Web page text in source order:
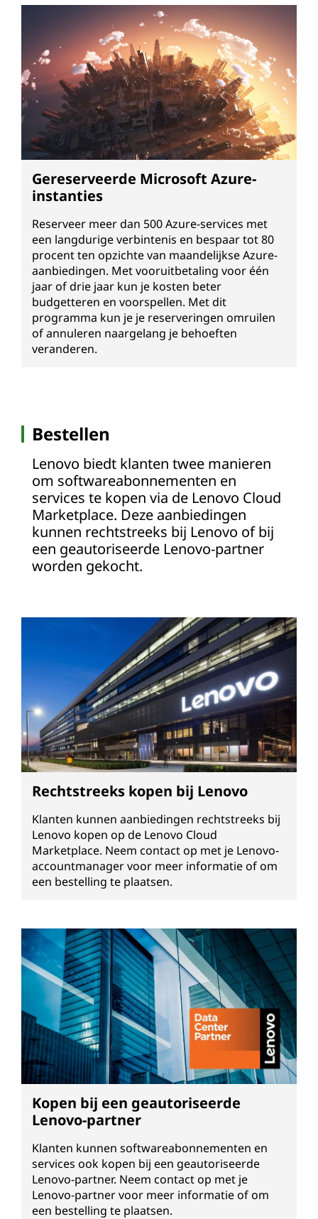
Gereserveerde Microsoft Azure-
instanties
Reserveer meer dan 500 Azure-services met
een langdurige verbintenis en bespaar tot 80
procent ten opzichte van maandelijkse Azure-
aanbiedingen. Met vooruitbetaling voor één
jaar of drie jaar kun je kosten beter
budgetteren en voorspellen. Met dit
programma kun je je reserveringen omruilen
of annuleren naargelang je behoeften
veranderen.
Bestellen
Lenovo biedt klanten twee manieren
om softwareabonnementen en
services te kopen via de Lenovo Cloud
Marketplace. Deze aanbiedingen
kunnen rechtstreeks bij Lenovo of bij
een geautoriseerde Lenovo-partner
worden gekocht.
Rechtstreeks kopen bij Lenovo
Klanten kunnen aanbiedingen rechtstreeks bij
Lenovo kopen op de Lenovo Cloud
Marketplace. Neem contact op met je Lenovo-
accountmanager voor meer informatie of om
een bestelling te plaatsen.
Kopen bij een geautoriseerde
Lenovo-partner
Klanten kunnen softwareabonnementen en
services ook kopen bij een geautoriseerde
Lenovo-partner. Neem contact op met je
Lenovo-partner voor meer informatie of om
een bestelling te plaatsen.